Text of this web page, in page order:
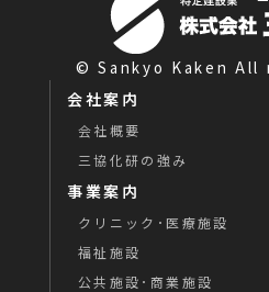
© Sankyo Kaken
会社案内
会社概要
三協化研の強み
事業案内
クリニック･医療施設
福祉施設
公共施設･商業施設